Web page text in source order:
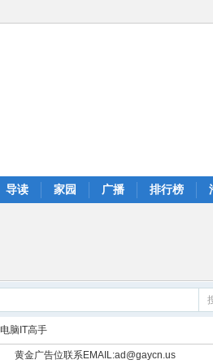
导读 家园 广播 排行榜
电脑IT高手
黄金广告位联系EMAIL:ad@gaycn.us